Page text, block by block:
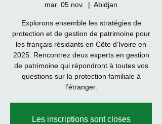
mar. 05 nov.
  |
Abidjan
Explorons ensemble les stratégies de
protection et de gestion de patrimoine pour
les français résidants en Côte d’Ivoire en
2025. Rencontrez deux experts en gestion
de patrimoine qui répondront à toutes vos
questions sur la protection familiale à
l’étranger.
Les inscriptions sont closes